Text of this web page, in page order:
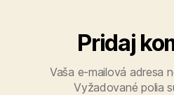
Pridaj
Vaša e-mailová adresa
Vyžadované polia